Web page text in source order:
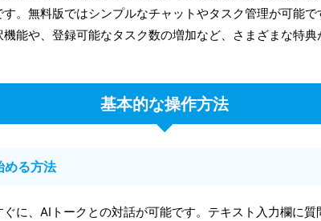
。無料版ではシンプルなチャットやタスク管理が可能
機能や、登録可能なタスク数の増加など、さまざまな特典
基本的な操作方法
める方法
に、AIトークとの対話が可能です。テキスト入力欄に質